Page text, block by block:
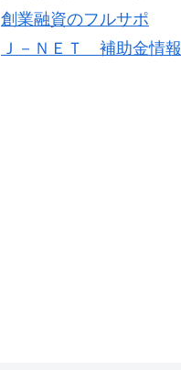
創業融資のフルサポ
Ｊ－ＮＥＴ 補助金情報